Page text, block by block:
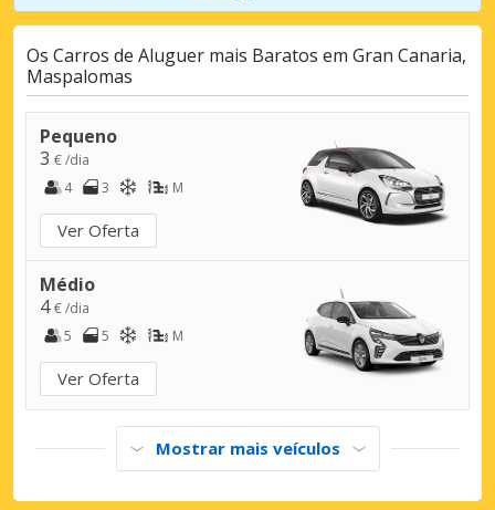
Os Carros de Aluguer mais Baratos em Gran Canaria,
Maspalomas
Pequeno
3 € /dia
4
3 M
Ver Oferta
Médio
4€ /dia
5
5 M
Ver Oferta
Mostrar mais veículos